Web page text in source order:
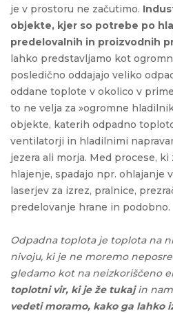
je v prostoru ne začutimo.
objekte, kjer so potrebe po
predelovalnih in proizvodnih
lahko predstavljamo kot
posledično oddajajo veliko
oddane toplote v okolico v
to ne velja za »ogromne
objekte, katerih odpadno
ventilatorji in hladilnimi
jezera ali morja. Med procese,
hlajenje, spadajo npr. ohlajanje
laserjev za izrez, pralnice,
predelovanje hrane in podobno.
Odpadna toplota je toplota na
nivoju, ki je ne moremo
gledamo kot na neizkoriščeno
toplotni vir, ki je že tukajin
vedeti moramo, kako ga lahko